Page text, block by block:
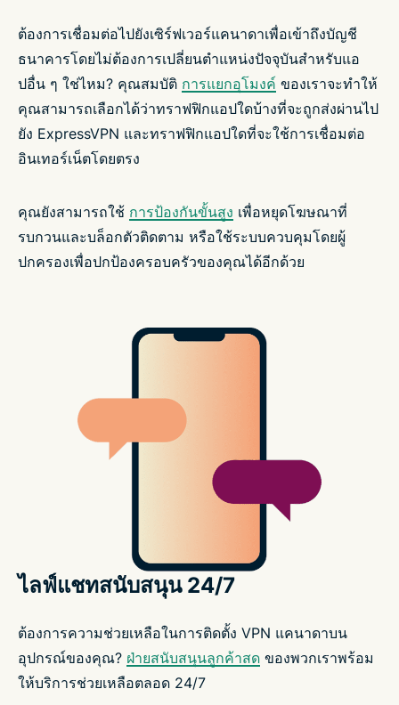
ต้องการเชื่อมต่อไปยังเซิร์ฟเวอร์แคนาดาเพื่อเข้าถึงบัญชี
ธนาคารโดยไม่ต้องการเปลี่ยนตำแหน่งปัจจุบันสำหรับแอ
ปอื่น ๆ ใช่ไหม? คุณสมบัติ การแยกอุโมงค์ ของเราจะทำให้
คุณสามารถเลือกได้ว่าทราฟฟิกแอปใดบ้างที่จะถูกส่งผ่านไป
ยัง ExpressVPN และทราฟฟิกแอปใดที่จะใช้การเชื่อมต่อ
อินเทอร์เน็ตโดยตรง
คุณยังสามารถใช้ การป้องกันขั้นสูง เพื่อหยุดโฆษณาที่
รบกวนและบล็อกตัวติดตาม หรือใช้ระบบควบคุมโดยผู้
ปกครองเพื่อปกป้องครอบครัวของคุณได้อีกด้วย
ไลฟ์แชทสนับสนุน 24/7
ต้องการความช่วยเหลือในการติดตั้ง VPN แคนาดาบน
อุปกรณ์ของคุณ? ฝ่ายสนับสนุนลูกค้าสด ของพวกเราพร้อม
ให้บริการช่วยเหลือตลอด 24/7